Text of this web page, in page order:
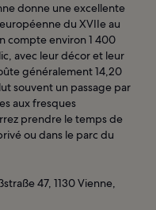
donne une excellente
du XVIIe au
compte environ 1 400
avec leur décor et leur
généralement 14,20
souvent un passage par
aux fresques
prendre le temps de
ou dans le parc du
47, 1130 Vienne,